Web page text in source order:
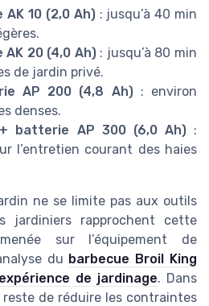
10 (2,0 Ah): jusqu’à 40 min
20 (4,0 Ah): jusqu’à 80 min
de jardin privé.
AP 200 (4,8 Ah): environ
denses.
batterie AP 300 (6,0 Ah):
l’entretien courant des haies
ne se limite pas aux outils
jardiniers rapprochent cette
sur l’équipement de
du barbecue Broil King
de jardinage. Dans
de réduire les contraintes